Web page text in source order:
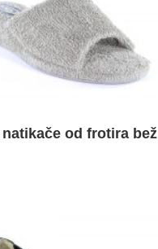
natikače od frotira bež